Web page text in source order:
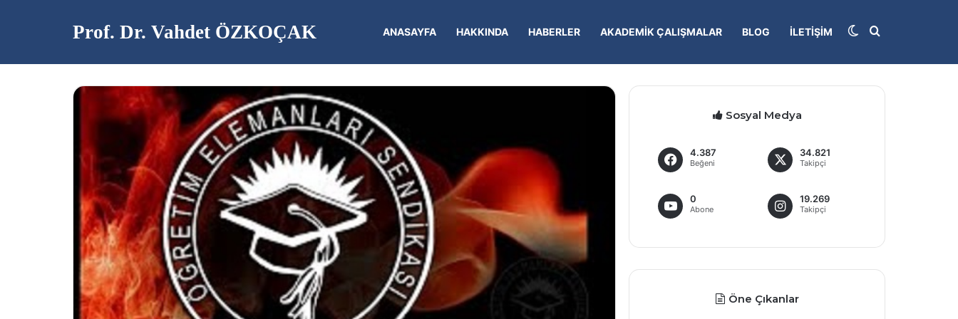
Prof. Dr. Vahdet ÖZKOÇAK ANASAYFA HAKKINDA HABERLER AKADEMIK ÇALIŞMALAR BLOG İLETIŞIM Dış görünümü
Arama yap...
Sosyal Medya
4.387
Beğeni
34.821
Takipçi
0
Abone
19.269
Takipçi
Öne Çıkanlar